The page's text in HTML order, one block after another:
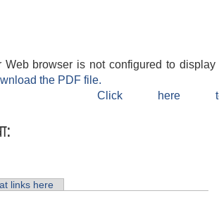
Web browser is not configured to
the PDF file.
Click here
links here